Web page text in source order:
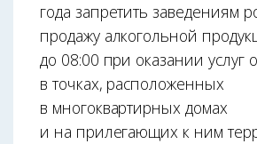
года запретить заведениям
продажу алкогольной
до 08:00 при оказании услуг
в точках, расположенных
в многоквартирных домах
и на прилегающих к ним